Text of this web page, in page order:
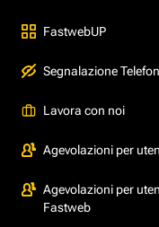
FastwebUP
Segnalazione
Lavora con noi
Agevolazioni per
Agevolazioni per
Fastweb